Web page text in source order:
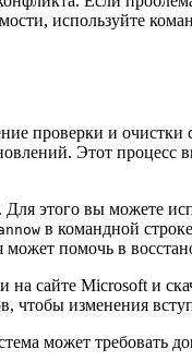
используйте
проверки и
Этот процесс
этого вы можете
в командной
может помочь в
сайте Microsoft и
чтобы изменения
может требовать